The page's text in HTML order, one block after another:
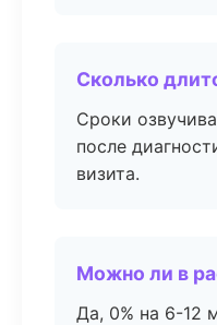
Сколько
Сроки
после
визита.
Можно ли в
Да, 0% на 6-12